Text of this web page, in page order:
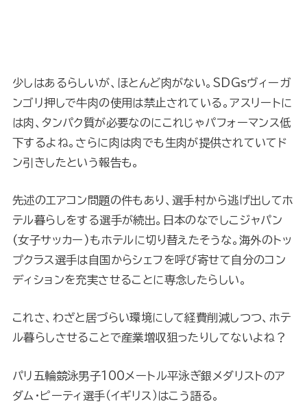
少しはあるらしいが、ほとんど肉がない。SDGsヴィーガ
ンゴリ押しで牛肉の使用は禁止されている。アスリートに
は肉、タンパク質が必要なのにこれじゃパフォーマンス低
下するよね。さらに肉は肉でも生肉が提供されていてド
ン引きしたという報告も。
先述のエアコン問題の件もあり、選手村から逃げ出してホ
テル暮らしをする選手が続出。日本のなでしこジャパン
(女子サッカー)もホテルに切り替えたそうな。海外のトッ
プクラス選手は自国からシェフを呼び寄せて自分のコン
ディションを充実させることに専念したらしい。
これさ、わざと居づらい環境にして経費削減しつつ、ホテ
ル暮らしさせることで産業増収狙ったりしてないよね？
パリ五輪競泳男子100メートル平泳ぎ銀メダリストのア
ダム・ピーティ選手（イギリス）はこう語る。